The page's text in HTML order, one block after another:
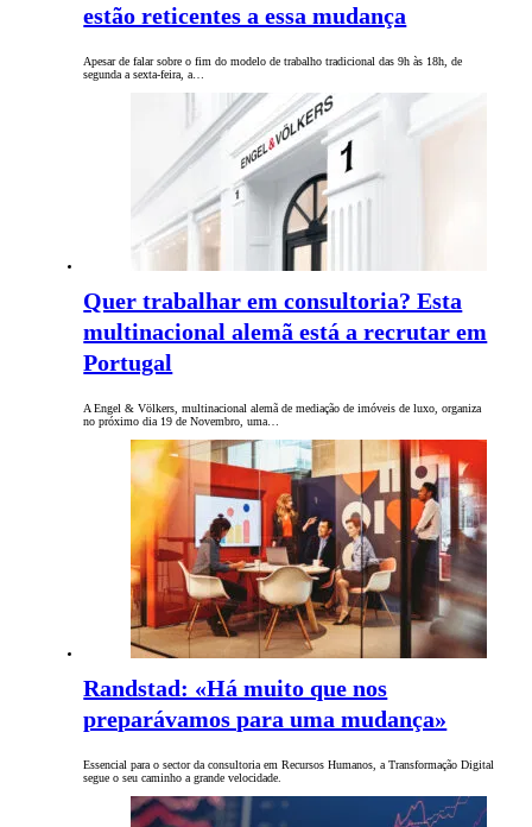
estão reticentes a essa mudança
Apesar de falar sobre o fim do modelo de trabalho tradicional das 9h às 18h, de
segunda a sexta-feira, a…
Quer trabalhar em consultoria? Esta
multinacional alemã está a recrutar em
Portugal
A Engel & Völkers, multinacional alemã de mediação de imóveis de luxo, organiza
no próximo dia 19 de Novembro, uma…
Randstad: «Há muito que nos
preparávamos para uma mudança»
Essencial para o sector da consultoria em Recursos Humanos, a Transformação Digital
segue o seu caminho a grande velocidade.